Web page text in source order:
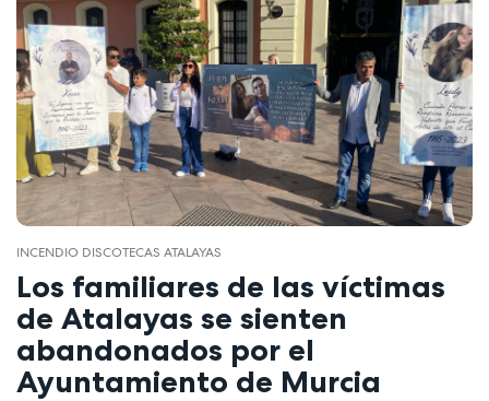
INCENDIO DISCOTECAS ATALAYAS
Los familiares de las víctimas
de Atalayas se sienten
abandonados por el
Ayuntamiento de Murcia